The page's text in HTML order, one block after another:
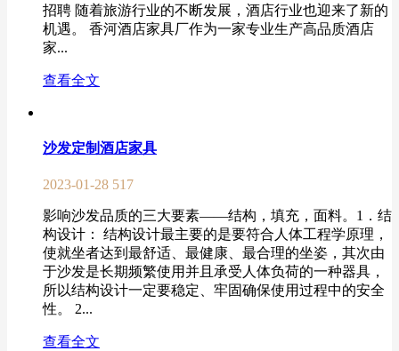
招聘 随着旅游行业的不断发展，酒店行业也迎来了新的
机遇。 香河酒店家具厂作为一家专业生产高品质酒店
家...
查看全文
沙发定制酒店家具
2023-01-28 517
影响沙发品质的三大要素——结构，填充，面料。1．结
构设计： 结构设计最主要的是要符合人体工程学原理，
使就坐者达到最舒适、最健康、最合理的坐姿，其次由
于沙发是长期频繁使用并且承受人体负荷的一种器具，
所以结构设计一定要稳定、牢固确保使用过程中的安全
性。 2...
查看全文